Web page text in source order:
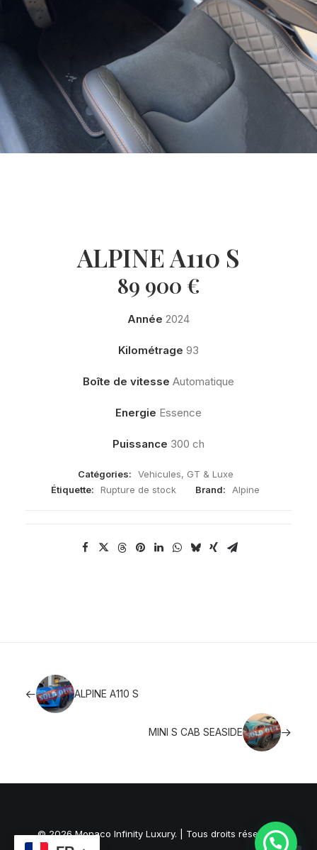
ALPINE A110 S
89 900 €
Année 2024
Kilométrage 93
Boîte de vitesse Automatique
Energie Essence
Puissance 300 ch
Catégories: Vehicules, GT & Luxe
Étiquette:
Rupture de stock Brand: Alpine
ALPINE A110 S
MINI S CAB SEASIDE
© 2026 Monaco Infinity Luxury. | Tous droits réservés.